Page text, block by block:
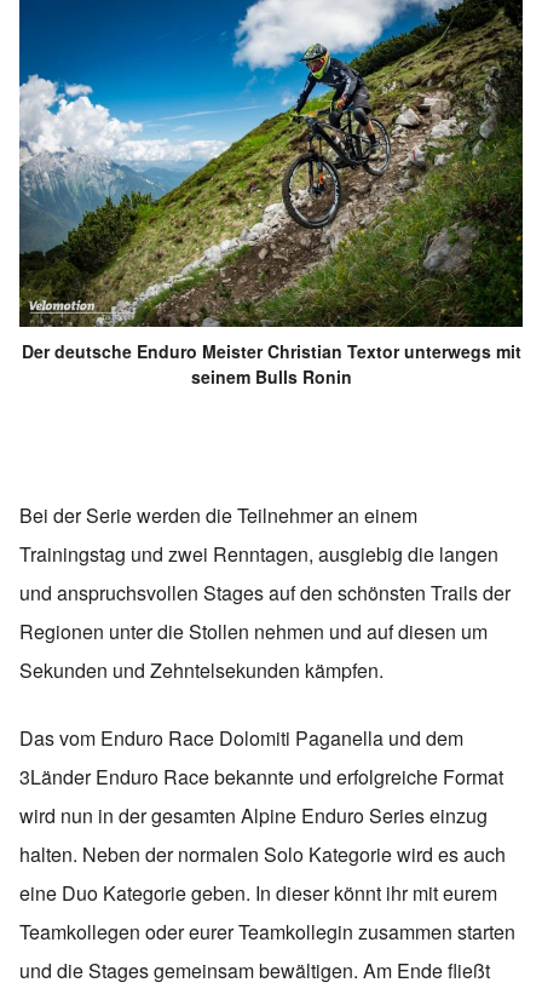
Der deutsche Enduro Meister Christian Textor unterwegs mit
seinem Bulls Ronin
Bei der Serie werden die Teilnehmer an einem
Trainingstag und zwei Renntagen, ausgiebig die langen
und anspruchsvollen Stages auf den schönsten Trails der
Regionen unter die Stollen nehmen und auf diesen um
Sekunden und Zehntelsekunden kämpfen.
Das vom Enduro Race Dolomiti Paganella und dem
3Länder Enduro Race bekannte und erfolgreiche Format
wird nun in der gesamten Alpine Enduro Series einzug
halten. Neben der normalen Solo Kategorie wird es auch
eine Duo Kategorie geben. In dieser könnt ihr mit eurem
Teamkollegen oder eurer Teamkollegin zusammen starten
und die Stages gemeinsam bewältigen. Am Ende fließt